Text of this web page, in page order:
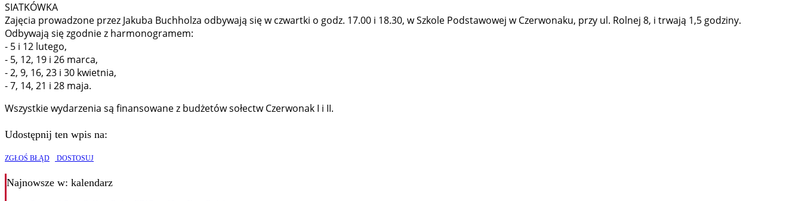
SIATKÓWKA
Zajęcia prowadzone przez Jakuba Buchholza odbywają się w czwartki o godz. 17.00 i 18.30, w Szkole Podstawowej w Czerwonaku, przy ul. Rolnej 8, i trwają 1,5 godziny.
Odbywają się zgodnie z harmonogramem:
- 5 i 12 lutego,
- 5, 12, 19 i 26 marca,
- 2, 9, 16, 23 i 30 kwietnia,
- 7, 14, 21 i 28 maja.
Wszystkie wydarzenia są finansowane z budżetów sołectw Czerwonak I i II.
Udostępnij ten wpis na:
ZGŁOŚ BŁĄD DOSTOSUJ
Najnowsze w: kalendarz